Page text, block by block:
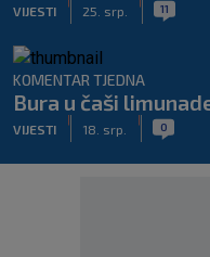
VIJESTI 25. srp. 11
KOMENTAR TJEDNA
Bura u čaši
VIJESTI 18. srp. 0